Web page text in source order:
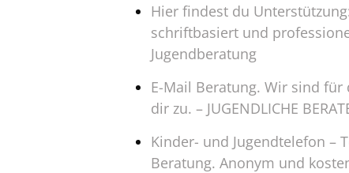
Hier findest du
schriftbasiert und
Jugendberatung
E-Mail Beratung. Wir sind
dir zu. – JUGENDLICHE
Kinder- und Jugendtelefon –
Beratung. Anonym und